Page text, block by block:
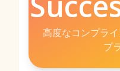
高度なコンプラ
プ